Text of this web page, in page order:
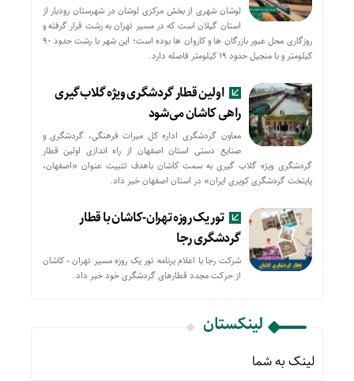
لوشان شهری از بخش مرکزی لوشان در شهرستان رودبار از
استان گیلان است که در مسیر تهران به رشت قرار گرفته و
روزگاری محل عبور بازرگان ها و کاروان ها بوده است؛ این شهر با رشت حدود ۹۰
کیلومتر و با منجیل حدود ۱۹ کیلومتر فاصله دارد.
اولین قطار گردشگری ویژه گلاب‌گیری
راهی کاشان می‌شود
معاون گردشگری اداره کل میراث فرهنگی، گردشگری و
صنایع دستی استان اصفهان از راه اندازی اولین قطار
گردشگری ویژه گلاب گیری به سمت کاشان باهدف تثبیت عنوان «اصفهان،
پایتخت گردشگری کویری ایران» در استان اصفهان خبر داد.
تور یک روزه تهران-کاشان با قطار
گردشگری رجا
شرکت رجا با اعلام برنامه تور یک روزه مسیر تهران - کاشان
از حركت مجدد قطارهای گردشگری خود خبر داد.
لینکستان
لینک به شما